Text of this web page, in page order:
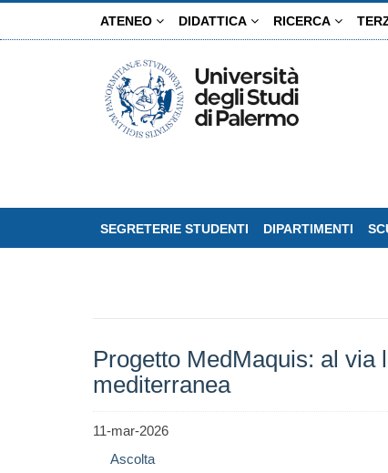
ATENEO DIDATTICA RICERCA
SEGRETERIE STUDENTI DIPARTIMENTI
Progetto MedMaquis: al
mediterranea
11-mar-2026
Ascolta